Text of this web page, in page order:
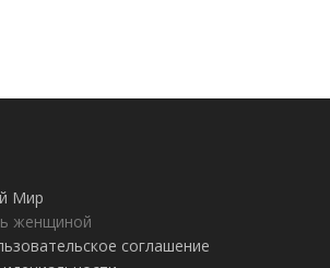
Мир
женщиной
соглашение